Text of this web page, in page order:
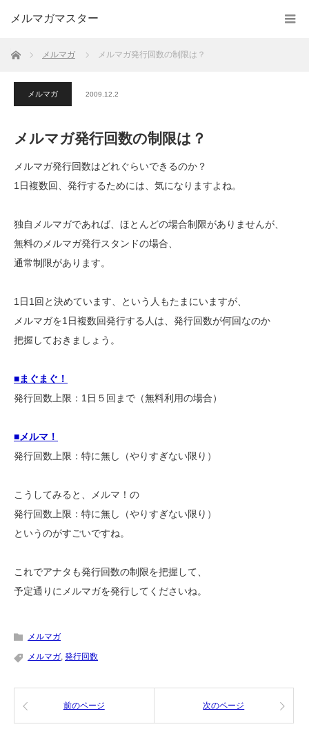
メルマガマスター
ホーム メルマガ メルマガ発行回数の制限は？
メルマガ 2009.12.2
メルマガ発行回数の制限は？
メルマガ発行回数はどれぐらいできるのか？
1日複数回、発行するためには、気になりますよね。
独自メルマガであれば、ほとんどの場合制限がありませんが、
無料のメルマガ発行スタンドの場合、
通常制限があります。
1日1回と決めています、という人もたまにいますが、
メルマガを1日複数回発行する人は、発行回数が何回なのか
把握しておきましょう。
■まぐまぐ！
発行回数上限：1日５回まで（無料利用の場合）
■メルマ！
発行回数上限：特に無し（やりすぎない限り）
こうしてみると、メルマ！の
発行回数上限：特に無し（やりすぎない限り）
というのがすごいですね。
これでアナタも発行回数の制限を把握して、
予定通りにメルマガを発行してくださいね。
メルマガ
メルマガ, 発行回数
前のページ 次のページ